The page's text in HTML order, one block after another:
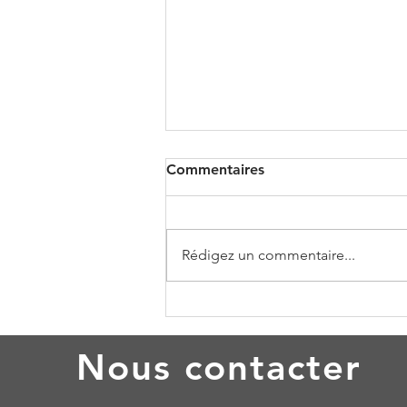
DURABLE
Commentaires
Rédigez un commentaire...
Nous contacter